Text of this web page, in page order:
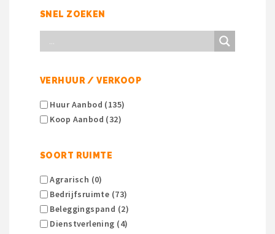
SNEL ZOEKEN
VERHUUR / VERKOOP
Huur Aanbod (135)
Koop Aanbod (32)
SOORT RUIMTE
Agrarisch (0)
Bedrijfsruimte (73)
Beleggingspand (2)
Dienstverlening (4)